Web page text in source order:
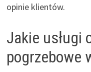
opinie klientów.
Jakie usługi
pogrzebowe